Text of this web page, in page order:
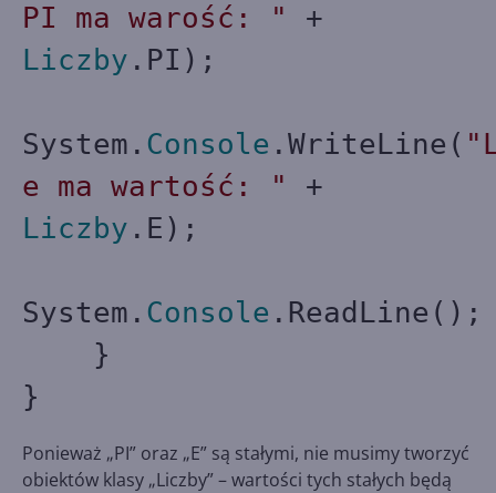
PI ma warość: "
+
Liczby .PI);
System. Console .WriteLine(
e ma wartość: "
+
Liczby .E);
System. Console .ReadLine();
}
}
Ponieważ „PI” oraz „E” są stałymi, nie musimy tworzyć
obiektów klasy „Liczby” – wartości tych stałych będą